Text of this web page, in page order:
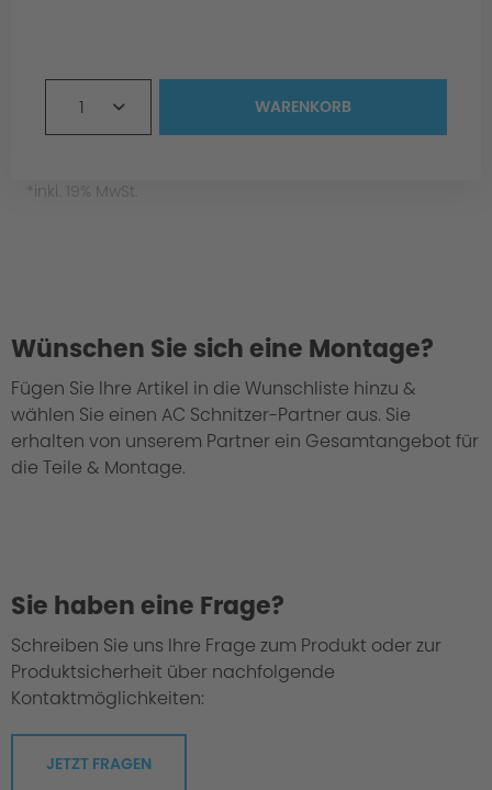
1 WARENKORB
*inkl. 19% MwSt.
Wünschen Sie sich eine Montage?
Fügen Sie Ihre Artikel in die Wunschliste hinzu &
wählen Sie einen AC Schnitzer-Partner aus. Sie
erhalten von unserem Partner ein Gesamtangebot für
die Teile & Montage.
Sie haben eine Frage?
Schreiben Sie uns Ihre Frage zum Produkt oder zur
Produktsicherheit über nachfolgende
Kontaktmöglichkeiten:
JETZT FRAGEN